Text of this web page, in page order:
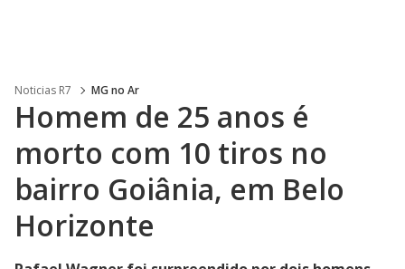
Noticias R7 MG no Ar
Homem de 25 anos é
morto com 10 tiros no
bairro Goiânia, em Belo
Horizonte